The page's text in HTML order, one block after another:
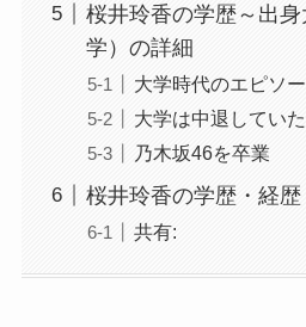
桜井玲香の学歴～出
学）の詳細
大学時代のエピソ
大学は中退していた
乃木坂46を卒業
桜井玲香の学歴・経歴
共有: